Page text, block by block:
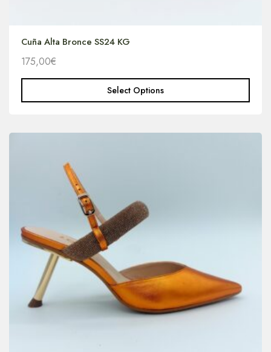
Cuña Alta Bronce SS24 KG
175,00€
Select Options